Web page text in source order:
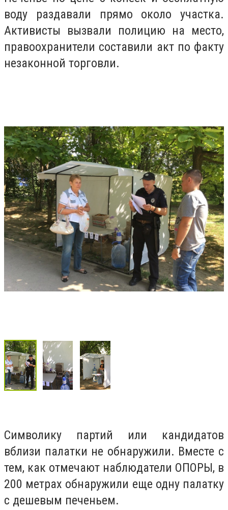
воду раздавали прямо около участка.
Активисты вызвали полицию на место,
правоохранители составили акт по факту
незаконной торговли.
Символику партий или кандидатов
вблизи палатки не обнаружили. Вместе с
тем, как отмечают наблюдатели ОПОРЫ, в
200 метрах обнаружили еще одну палатку
с дешевым печеньем.